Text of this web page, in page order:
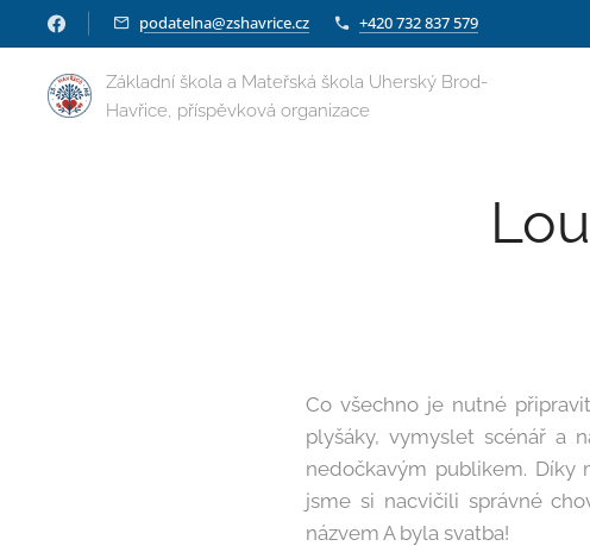
podatelna@zshavrice.cz +420 732 837 579
Základní škola a Mateřská škola Uherský Brod-
Havřice, příspěvková organizace
Co všechno je nutné
plyšáky, vymyslet scénář a
nedočkavým publikem. Díky
jsme si nacvičili správné
názvem A byla svatba!